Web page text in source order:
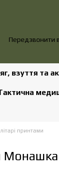
Передзвонити
взуття та
принтами
Монашка